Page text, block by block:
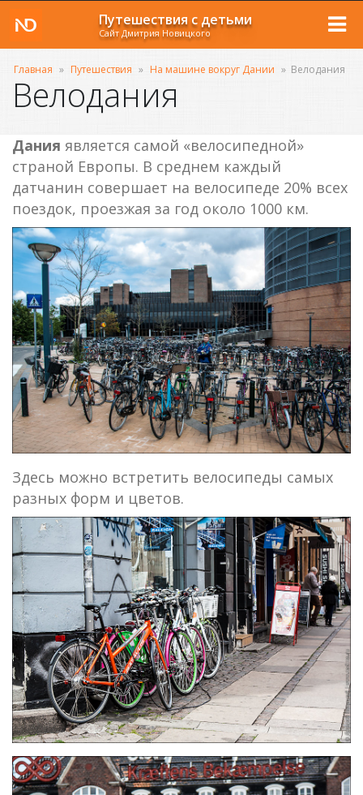
Путешествия с детьми
Сайт Дмитрия Новицкого
Главная » Путешествия » На машине вокруг Дании » Велодания
Велодания
Дания является самой «велосипедной»
страной Европы. В среднем каждый
датчанин совершает на велосипеде 20% всех
поездок, проезжая за год около 1000 км.
Здесь можно встретить велосипеды самых
разных форм и цветов.